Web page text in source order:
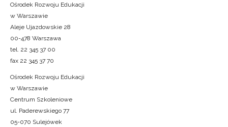
Ośrodek Rozwoju Edukacji
w Warszawie
Aleje Ujazdowskie 28
00-478 Warszawa
tel. 22 345 37 00
fax 22 345 37 70
Ośrodek Rozwoju Edukacji
w Warszawie
Centrum Szkoleniowe
ul. Paderewskiego 77
05-070 Sulejówek